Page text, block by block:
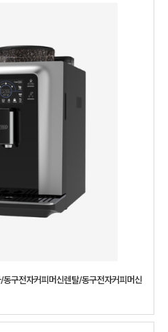
구전자커피머신렌탈/동구전자커피머신